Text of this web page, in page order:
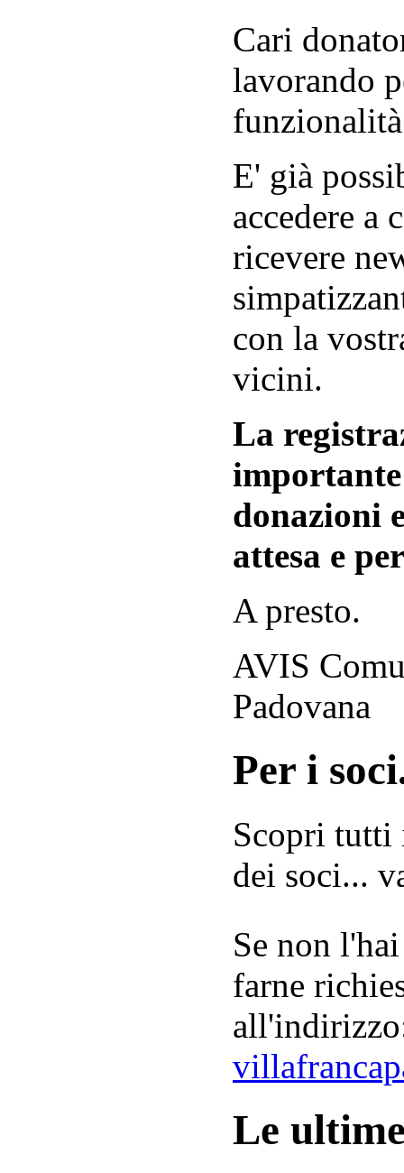
Cari
lavorando
E' già
accedere a
ricevere
con la
vicini.
La
donazioni
attesa e
A presto.
AVIS
Padovana
Per i
Scopri tutti
dei soci...
Se non
farne
Le